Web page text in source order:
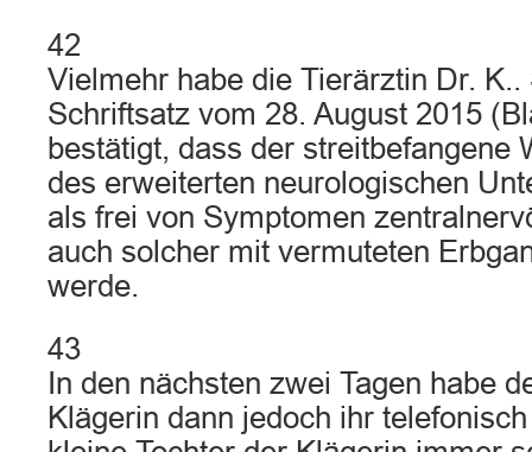
42
Vielmehr habe die Tierärztin Dr.
Schriftsatz vom 28. August 2015
bestätigt, dass der streitbefangene
des erweiterten neurologischen
als frei von Symptomen
auch solcher mit vermuteten
werde.
43
In den nächsten zwei Tagen habe
Klägerin dann jedoch ihr